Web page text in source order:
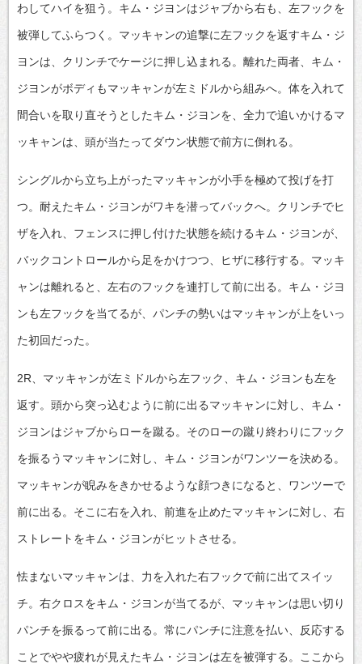
わしてハイを狙う。キム・ジヨンはジャブから右も、左フックを
被弾してふらつく。マッキャンの追撃に左フックを返すキム・ジ
ヨンは、クリンチでケージに押し込まれる。離れた両者、キム・
ジヨンがボディもマッキャンが左ミドルから組みへ。体を入れて
間合いを取り直そうとしたキム・ジヨンを、全力で追いかけるマ
ッキャンは、頭が当たってダウン状態で前方に倒れる。
シングルから立ち上がったマッキャンが小手を極めて投げを打
つ。耐えたキム・ジヨンがワキを潜ってバックへ。クリンチでヒ
ザを入れ、フェンスに押し付けた状態を続けるキム・ジヨンが、
バックコントロールから足をかけつつ、ヒザに移行する。マッキ
ャンは離れると、左右のフックを連打して前に出る。キム・ジヨ
ンも左フックを当てるが、パンチの勢いはマッキャンが上をいっ
た初回だった。
2R、マッキャンが左ミドルから左フック、キム・ジヨンも左を
返す。頭から突っ込むように前に出るマッキャンに対し、キム・
ジヨンはジャブからローを蹴る。そのローの蹴り終わりにフック
を振るうマッキャンに対し、キム・ジヨンがワンツーを決める。
マッキャンが睨みをきかせるような顔つきになると、ワンツーで
前に出る。そこに右を入れ、前進を止めたマッキャンに対し、右
ストレートをキム・ジヨンがヒットさせる。
怯まないマッキャンは、力を入れた右フックで前に出てスイッ
チ。右クロスをキム・ジヨンが当てるが、マッキャンは思い切り
パンチを振るって前に出る。常にパンチに注意を払い、反応する
ことでやや疲れが見えたキム・ジヨンは左を被弾する。ここから